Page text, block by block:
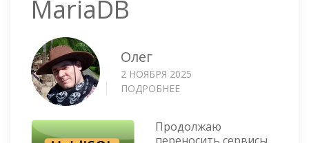
MariaDB
Олег
2 НОЯБРЯ 2025
ПОДРОБНЕЕ
ПЕРЕНОС
Продолжаю
переносить сервисы